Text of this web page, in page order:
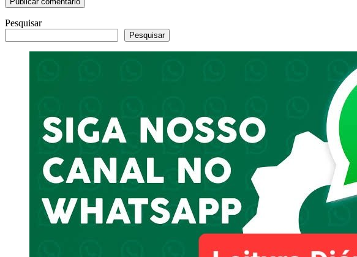
Pesquisar
Pesquisar